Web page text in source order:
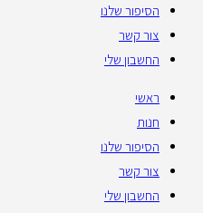
הסיפור שלנו
צור קשר
החשבון שלי
ראשי
חנות
הסיפור שלנו
צור קשר
החשבון שלי